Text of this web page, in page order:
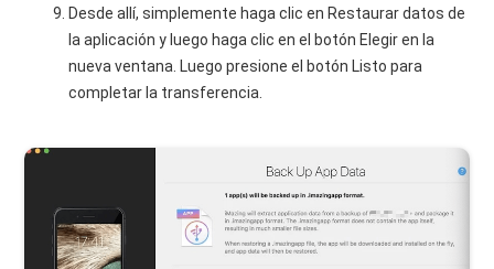
Desde allí, simplemente haga clic en Restaurar datos de
la aplicación y luego haga clic en el botón Elegir en la
nueva ventana. Luego presione el botón Listo para
completar la transferencia.